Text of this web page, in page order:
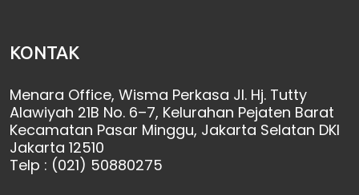
KONTAK
Menara Office, Wisma Perkasa Jl. Hj. Tutty
Alawiyah 21B No. 6–7, Kelurahan Pejaten Barat
Kecamatan Pasar Minggu, Jakarta Selatan DKI
Jakarta 12510
Telp : (021) 50880275